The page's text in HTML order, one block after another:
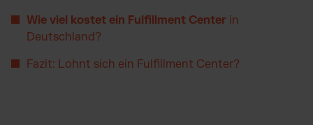
Magento Fulfillment (Adobe Commerce)
Shopware Fulfillment
PrestaShop Fulfillment
Wie viel kostet ein Fulfillment Center in
Deutschland?
Fazit: Lohnt sich ein Fulfillment Center?